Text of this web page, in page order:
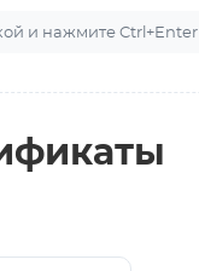
и нажмите Ctrl+Enter